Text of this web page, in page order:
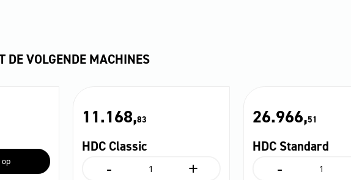
DE VOLGENDE MACHINES
11.168,83
HDC Classic
- +
26.966,51
HDC Standard
-